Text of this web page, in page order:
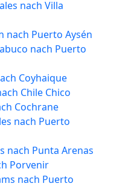
nach Villa
nach Puerto Aysén
nach Puerto
Coyhaique
Chile Chico
Cochrane
nach Puerto
nach Punta Arenas
Porvenir
nach Puerto